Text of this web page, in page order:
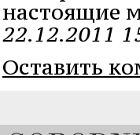
настоящие
22.12.2011
Оставить